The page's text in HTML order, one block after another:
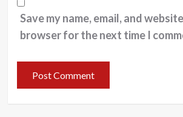
Save my name, email, and
browser for the next time I